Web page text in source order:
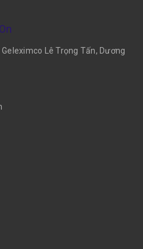
Geleximco Lê Trọng Tấn, Dương